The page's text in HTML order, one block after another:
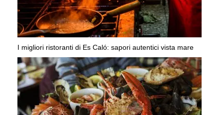
I migliori ristoranti di Es Caló: sapori autentici vista mare